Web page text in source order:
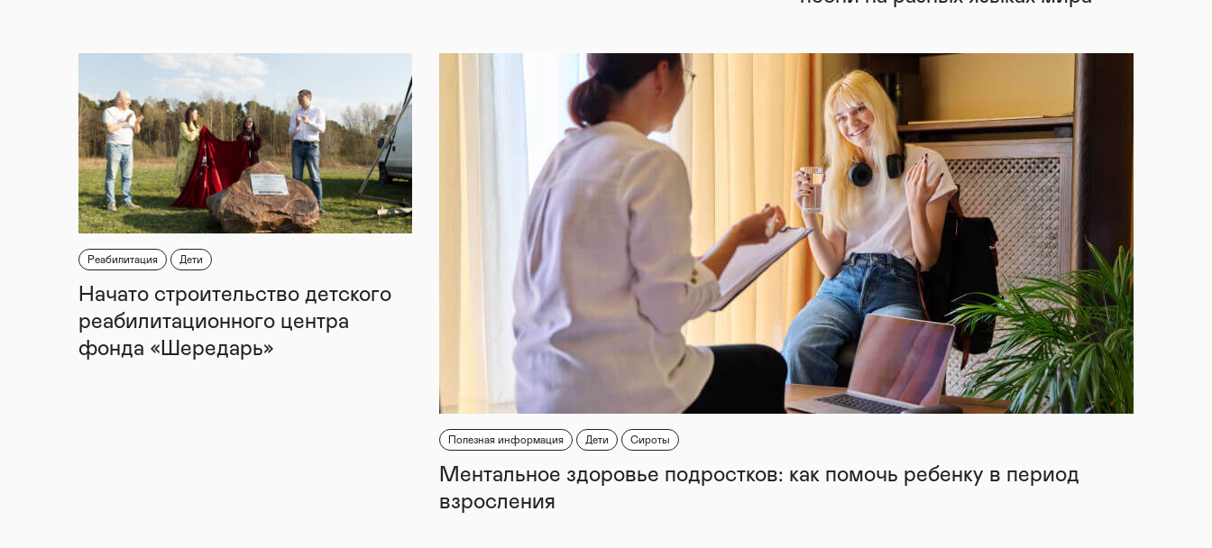
Реабилитация Дети
Начато строительство детского
реабилитационного центра
фонда «Шередарь»
Полезная информация Дети Сироты
Ментальное здоровье подростков: как помочь ребенку в период
взросления